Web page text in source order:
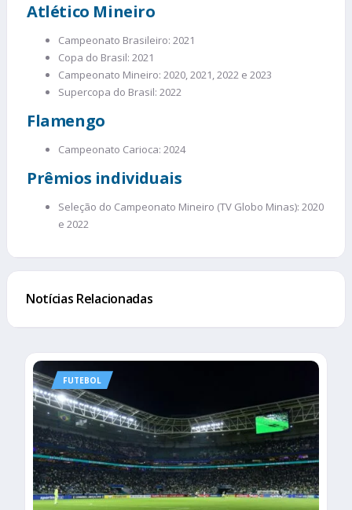
Atlético Mineiro
Campeonato Brasileiro: 2021
Copa do Brasil: 2021
Campeonato Mineiro: 2020, 2021, 2022 e 2023
Supercopa do Brasil: 2022
Flamengo
Campeonato Carioca: 2024
Prêmios individuais
Seleção do Campeonato Mineiro (TV Globo Minas): 2020
e 2022
Notícias Relacionadas
FUTEBOL